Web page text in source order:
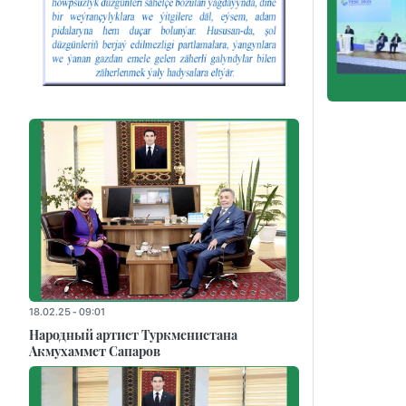
18.02.25 - 09:01
Народный артист Туркменистана
Акмухаммет Сапаров